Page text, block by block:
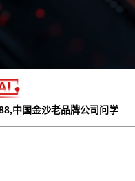
中国金沙老品牌公司问学